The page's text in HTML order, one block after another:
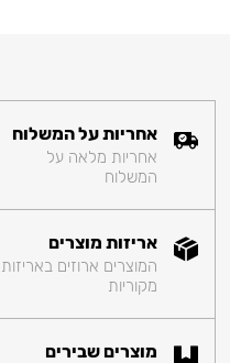
אחריות על המשלוח
אחריות מלאה על
המשלוח
אריזות מוצרים
המוצרים ארוזים באריזות
מקוריות
מוצרים שבירים